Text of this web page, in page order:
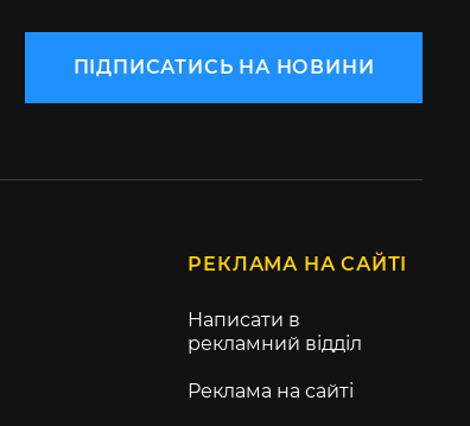
ПІДПИСАТИСЬ НА НОВИНИ
РЕКЛАМА НА САЙТІ
Написати в
рекламний відділ
Реклама на сайті